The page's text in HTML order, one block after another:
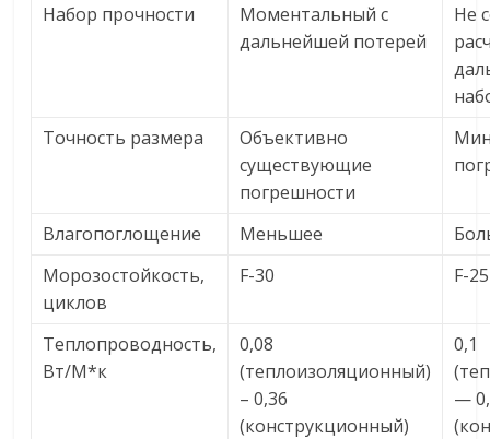
Набор прочности
Моментальный с
дальнейшей потерей
Не
Точность размера
Объективно
существующие
погрешности
Влагопоглощение Меньшее
Морозостойкость,
циклов
F-30 F-25
Теплопроводность,
Вт/М*к
0,08
(теплоизоляционный)
– 0,36
(конструкционный)
0,1
—